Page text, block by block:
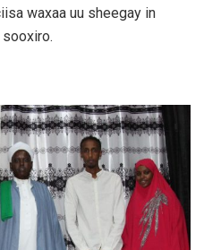
waxaa uu sheegay in